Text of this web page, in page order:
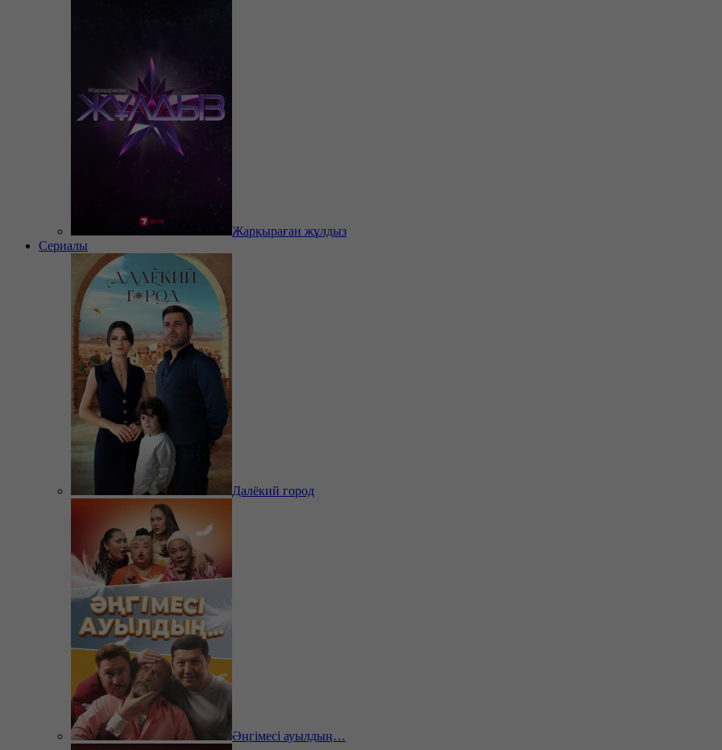
Жарқыраған жұлдыз
Сериалы
Далёкий город
Әңгімесі ауылдың…